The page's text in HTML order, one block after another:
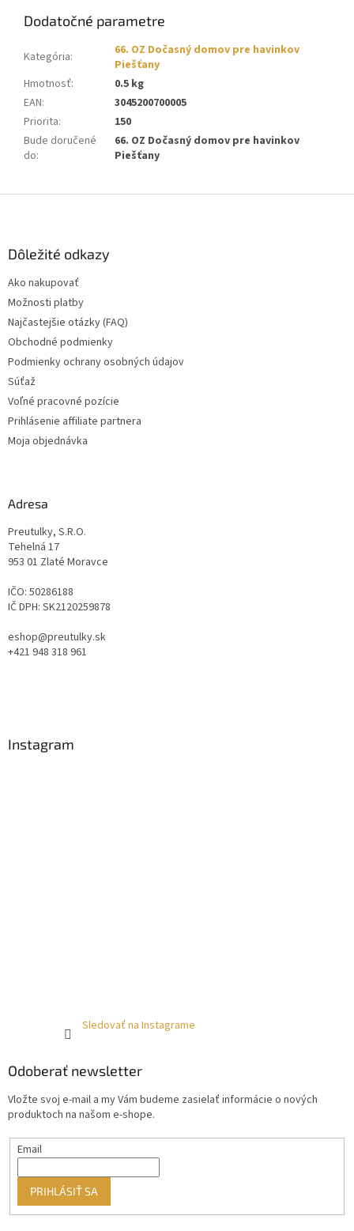
Dodatočné parametre
Kategória:
66. OZ Dočasný domov pre havinkov
Piešťany
Hmotnosť:
0.5 kg
EAN:
3045200700005
Priorita:
150
Bude doručené
do:
66. OZ Dočasný domov pre havinkov
Piešťany
Dôležité odkazy
Ako nakupovať
Možnosti platby
Najčastejšie otázky (FAQ)
Obchodné podmienky
Podmienky ochrany osobných údajov
Súťaž
Voľné pracovné pozície
Prihlásenie affiliate partnera
Moja objednávka
Adresa
Preutulky, S.R.O.
Tehelná 17
953 01 Zlaté Moravce
IČO: 50286188
IČ DPH: SK2120259878
eshop@preutulky.sk
+421 948 318 961
Instagram
Sledovať na Instagrame
Odoberať newsletter
Vložte svoj e-mail a my Vám budeme zasielať informácie o nových
produktoch na našom e-shope.
Email
PRIHLÁSIŤ SA